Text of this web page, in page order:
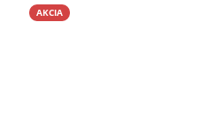
AKCIA